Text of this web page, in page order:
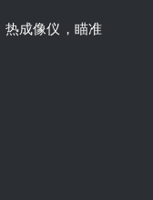
热成像仪，瞄准